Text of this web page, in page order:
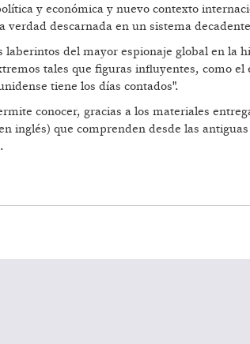
y económica y nuevo contexto
descarnada en un sistema
laberintos del mayor espionaje global en
tales que figuras influyentes, como
tiene los días contados".
conocer, gracias a los materiales
inglés) que comprenden desde las